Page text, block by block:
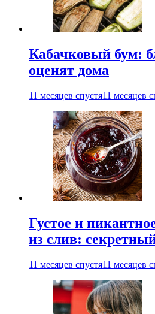
Кабачковый бум:
оценят дома
11 месяцев спустя11 месяцев
Густое и
из слив:
11 месяцев спустя11 месяцев